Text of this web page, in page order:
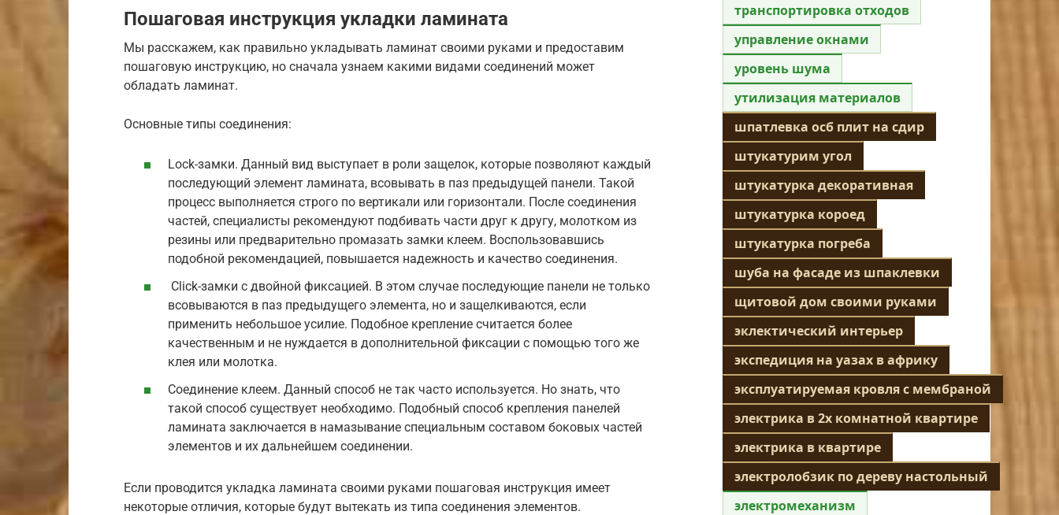
Пошаговая инструкция укладки ламината
Мы расскажем, как правильно укладывать ламинат своими руками и предоставим
пошаговую инструкцию, но сначала узнаем какими видами соединений может
обладать ламинат.
Основные типы соединения:
Lock-замки. Данный вид выступает в роли защелок, которые позволяют каждый
последующий элемент ламината, всовывать в паз предыдущей панели. Такой
процесс выполняется строго по вертикали или горизонтали. После соединения
частей, специалисты рекомендуют подбивать части друг к другу, молотком из
резины или предварительно промазать замки клеем. Воспользовавшись
подобной рекомендацией, повышается надежность и качество соединения.
Click-замки с двойной фиксацией. В этом случае последующие панели не только
всовываются в паз предыдущего элемента, но и защелкиваются, если
применить небольшое усилие. Подобное крепление считается более
качественным и не нуждается в дополнительной фиксации с помощью того же
клея или молотка.
Соединение клеем. Данный способ не так часто используется. Но знать, что
такой способ существует необходимо. Подобный способ крепления панелей
ламината заключается в намазывание специальным составом боковых частей
элементов и их дальнейшем соединении.
Если проводится укладка ламината своими руками пошаговая инструкция имеет
некоторые отличия, которые будут вытекать из типа соединения элементов.
транспортировка отходов
управление окнами
уровень шума
утилизация материалов
шпатлевка осб плит на сдир
штукатурим угол
штукатурка декоративная
штукатурка короед
штукатурка погреба
шуба на фасаде из шпаклевки
щитовой дом своими руками
эклектический интерьер
экспедиция на уазах в африку
эксплуатируемая кровля с мембраной
электрика в 2х комнатной квартире
электрика в квартире
электролобзик по дереву настольный
электромеханизм